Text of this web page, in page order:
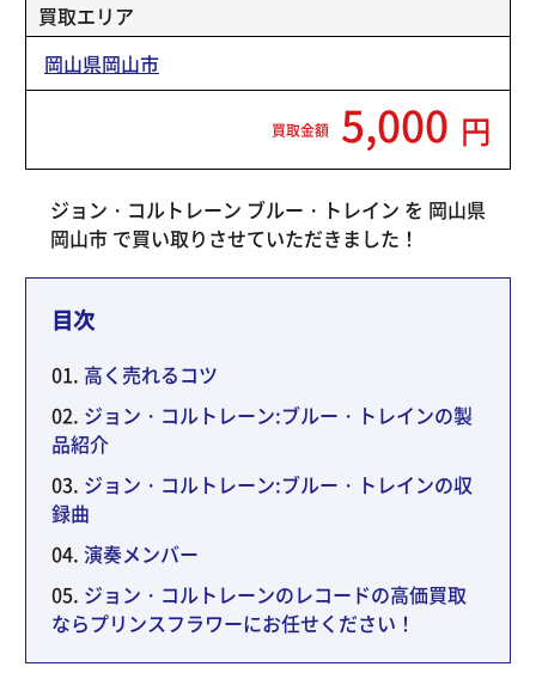
買取エリア
岡山県岡山市
買取金額 5,000 円
ジョン・コルトレーン ブルー・トレイン を 岡山県
岡山市 で買い取りさせていただきました！
目次
高く売れるコツ
ジョン・コルトレーン:ブルー・トレインの製
品紹介
ジョン・コルトレーン:ブルー・トレインの収
録曲
演奏メンバー
ジョン・コルトレーンのレコードの高価買取
ならプリンスフラワーにお任せください！